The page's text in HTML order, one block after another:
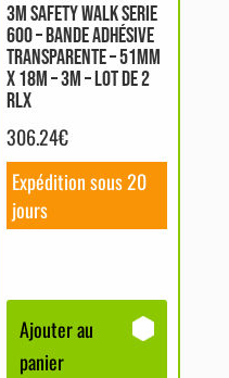
3M SAFETY WALK SERIE
600 – BANDE ADHÉSIVE
TRANSPARENTE – 51MM
X 18M – 3M – LOT DE 2
RLX
306.24€
Expédition sous 20
jours
Ajouter au
panier